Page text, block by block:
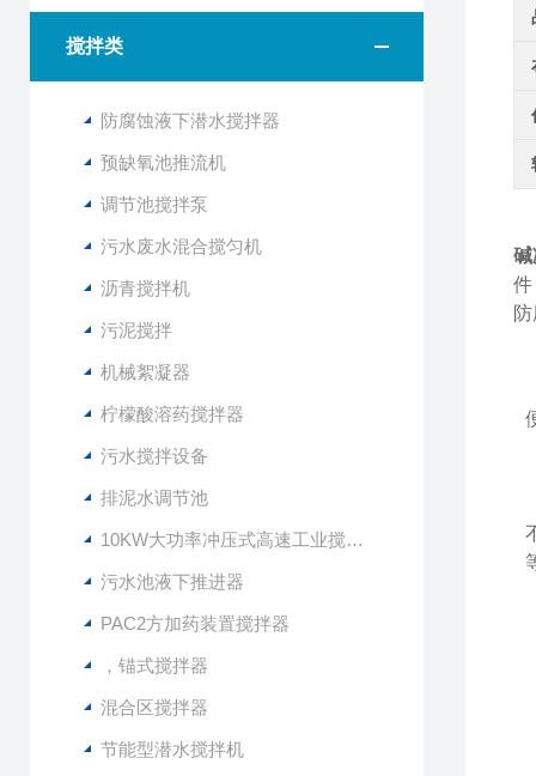
搅拌类
防腐蚀液下潜水搅拌器
预缺氧池推流机
调节池搅拌泵
污水废水混合搅匀机
沥青搅拌机
污泥搅拌
机械絮凝器
柠檬酸溶药搅拌器
污水搅拌设备
排泥水调节池
10KW大功率冲压式高速工业搅拌设备
污水池液下推进器
PAC2方加药装置搅拌器
，锚式搅拌器
混合区搅拌器
节能型潜水搅拌机
碱
件